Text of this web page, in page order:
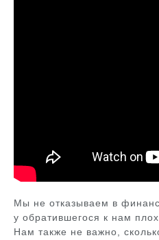
Мы не отказываем в
у обратившегося к нам
Нам также не важно,